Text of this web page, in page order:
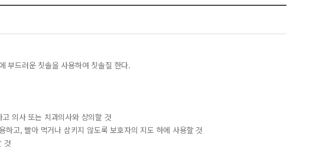
부드러운 칫솔을 사용하여 칫솔질 한다.
의사 또는 치과의사와 상의할 것
고, 빨아 먹거나 삼키지 않도록 보호자의 지도 하에 사용할 것
것